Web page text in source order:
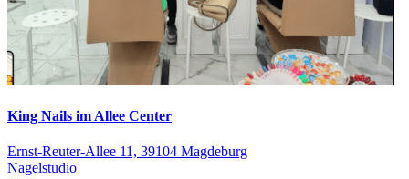
King Nails im Allee Center
Ernst-Reuter-Allee 11, 39104 Magdeburg
Nagelstudio